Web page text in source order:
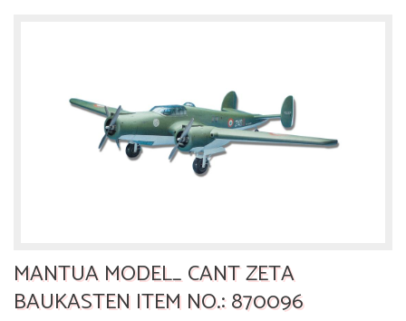
MANTUA MODEL_ CANT ZETA
BAUKASTEN ITEM NO.: 870096